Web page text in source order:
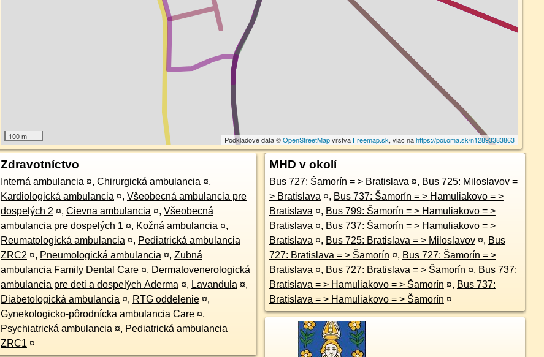
100 m Podkladové dáta ©OpenStreetMapvrstva Freemap.sk, viac nahttps://poi.oma.sk/n12893383863
Zdravotníctvo
Interná ambulancia ¤, Chirurgická ambulancia ¤,
Kardiologická ambulancia ¤, Všeobecná ambulancia pre
dospelých 2 ¤, Cievna ambulancia ¤, Všeobecná
ambulancia pre dospelých 1 ¤, Kožná ambulancia ¤,
Reumatologická ambulancia ¤, Pediatrická ambulancia
ZRC2 ¤, Pneumologická ambulancia ¤, Zubná
ambulancia Family Dental Care ¤, Dermatovenerologická
ambulancia pre deti a dospelých Aderma ¤, Lavandula ¤,
Diabetologická ambulancia ¤, RTG oddelenie ¤,
Gynekologicko-pôrodnícka ambulancia Care ¤,
Psychiatrická ambulancia ¤, Pediatrická ambulancia
ZRC1 ¤
MHD v okolí
Bus 727: Šamorín = > Bratislava ¤, Bus 725: Miloslavov =
> Bratislava ¤, Bus 737: Šamorín = > Hamuliakovo = >
Bratislava ¤, Bus 799: Šamorín = > Hamuliakovo = >
Bratislava ¤, Bus 737: Šamorín = > Hamuliakovo = >
Bratislava ¤, Bus 725: Bratislava = > Miloslavov ¤, Bus
727: Bratislava = > Šamorín ¤, Bus 727: Šamorín = >
Bratislava ¤, Bus 727: Bratislava = > Šamorín ¤, Bus 737:
Bratislava = > Hamuliakovo = > Šamorín ¤, Bus 737:
Bratislava = > Hamuliakovo = > Šamorín ¤